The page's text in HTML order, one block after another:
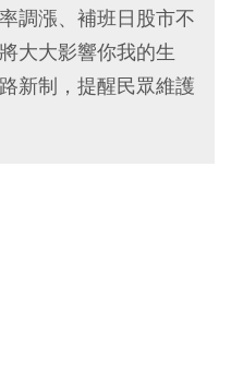
調漲、補班日股市不
大大影響你我的生
新制，提醒民眾維護